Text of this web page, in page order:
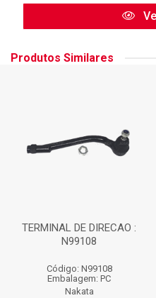
Produtos Similares
TERMINAL DE DIRECAO :
N99108
Código: N99108
Embalagem: PC
Nakata